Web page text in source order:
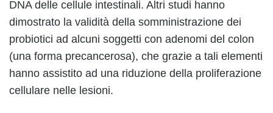
DNA delle cellule intestinali. Altri studi hanno
dimostrato la validità della somministrazione dei
probiotici ad alcuni soggetti con adenomi del colon
(una forma precancerosa), che grazie a tali elementi
hanno assistito ad una riduzione della proliferazione
cellulare nelle lesioni.